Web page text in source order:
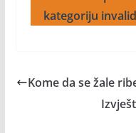
kategoriju
Kome da se žale